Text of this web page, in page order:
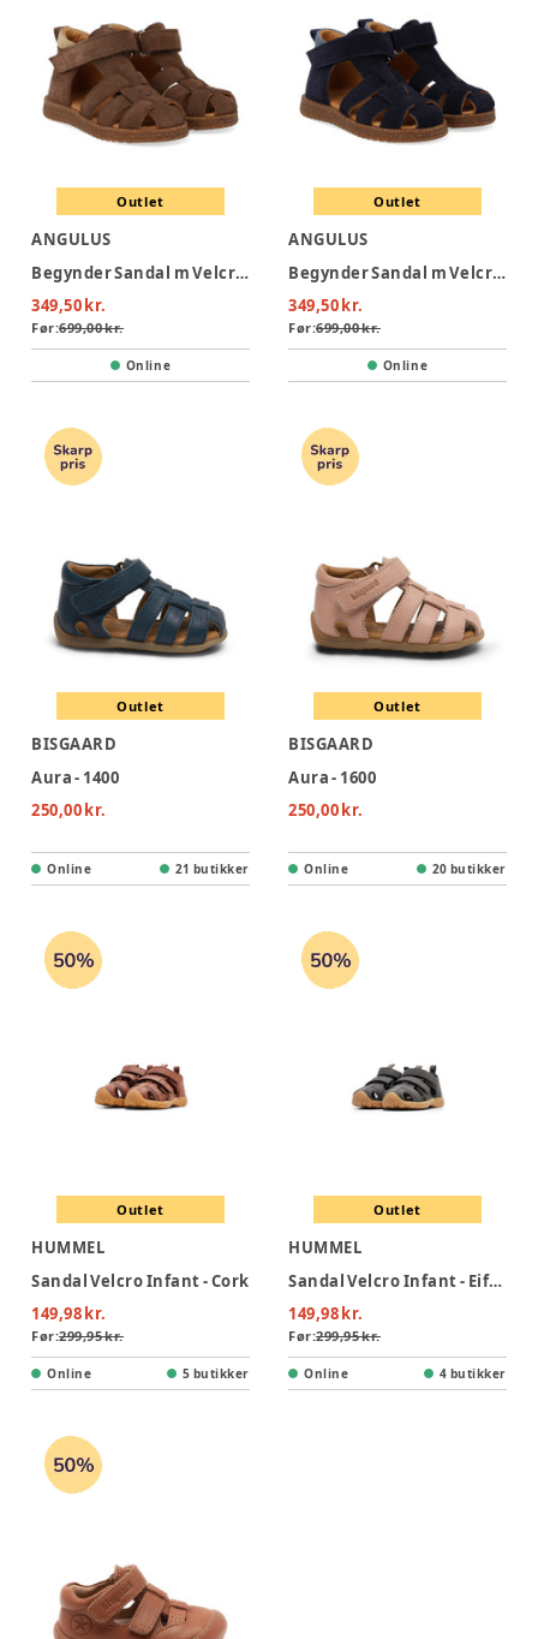
Outlet
ANGULUS
Begynder Sandal m Velcro - Dark Taupe/Sand
349,50 kr.
Før:699,00 kr.
Online
Outlet
ANGULUS
Begynder Sandal m Velcro - Navy/Blue Fog
349,50 kr.
Før:699,00 kr.
Online
Outlet
BISGAARD
Aura - 1400
250,00 kr.
Online 21 butikker
Outlet
BISGAARD
Aura - 1600
250,00 kr.
Online 20 butikker
Outlet
HUMMEL
Sandal Velcro Infant - Cork
149,98 kr.
Før:299,95 kr.
Online 5 butikker
Outlet
HUMMEL
Sandal Velcro Infant - Eiffel Tower
149,98 kr.
Før:299,95 kr.
Online 4 butikker